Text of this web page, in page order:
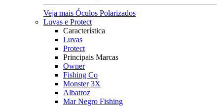
Veja mais Óculos Polarizados
Luvas e Protect
Característica
Luvas
Protect
Principais Marcas
Owner
Fishing Co
Monster 3X
Albatroz
Mar Negro Fishing